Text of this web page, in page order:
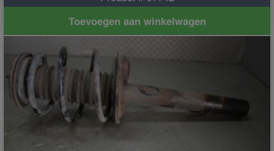
Toevoegen aan winkelwagen